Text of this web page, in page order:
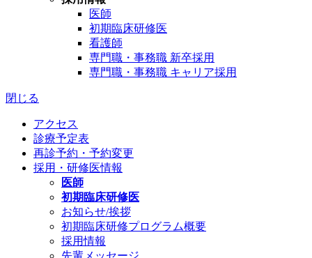
医師
初期臨床研修医
看護師
専門職・事務職 新卒採用
専門職・事務職 キャリア採用
閉じる
アクセス
診療予定表
再診予約・予約変更
採用・研修医情報
医師
初期臨床研修医
お知らせ/挨拶
初期臨床研修プログラム概要
採用情報
先輩メッセージ